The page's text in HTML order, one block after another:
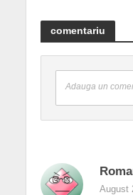
comentariu
Adauga un
August